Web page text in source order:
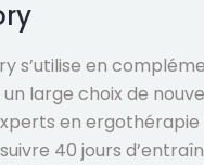
s’utilise en
large choix de
en
40 jours